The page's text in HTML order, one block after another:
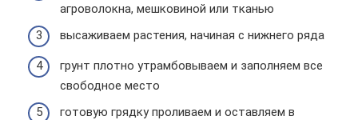
агроволокна, мешковиной или тканью
высаживаем растения, начиная с нижнего ряда
грунт плотно утрамбовываем и заполняем все
свободное место
готовую грядку проливаем и оставляем в